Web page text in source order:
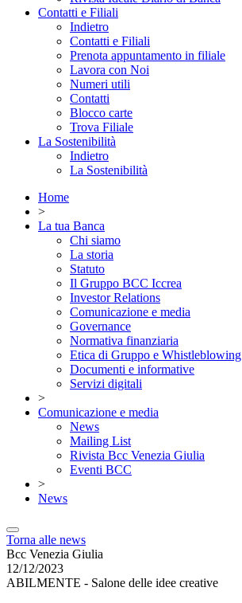
Contatti e Filiali
Indietro
Contatti e Filiali
Prenota appuntamento in filiale
Lavora con Noi
Numeri utili
Contatti
Blocco carte
Trova Filiale
La Sostenibilità
Indietro
La Sostenibilità
Home
>
La tua Banca
Chi siamo
La storia
Statuto
Il Gruppo BCC Iccrea
Investor Relations
Comunicazione e media
Governance
Normativa finanziaria
Etica di Gruppo e Whistleblowing
Documenti e informative
Servizi digitali
>
Comunicazione e media
News
Mailing List
Rivista Bcc Venezia Giulia
Eventi BCC
>
News
Torna alle news
Bcc Venezia Giulia
12/12/2023
ABILMENTE - Salone delle idee creative